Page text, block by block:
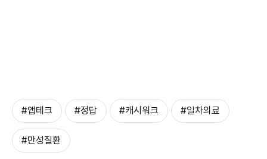
#앱테크 #정답 #캐시워크 #일차의료
#만성질환